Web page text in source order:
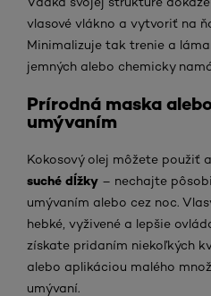
vlasové vlákno a vytvoriť na
Minimalizuje tak trenie a
jemných alebo chemicky
Prírodná maska
umývaním
Kokosový olej môžete použiť
suché dĺžky – nechajte
umývaním alebo cez noc.
hebké, vyživené a lepšie
získate pridaním niekoľkých
alebo aplikáciou malého
umývaní.